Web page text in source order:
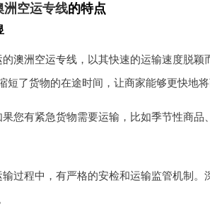
洲空运专线的特点
的澳洲空运专线，以其快速的运输速度脱颖
短了货物的在途时间，让商家能够更快地
您有紧急货物需要运输，比如季节性商品
过程中，有严格的安检和运输监管机制。